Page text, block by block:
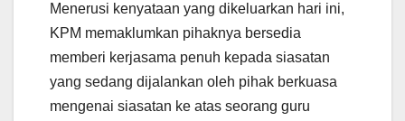
Menerusi kenyataan yang dikeluarkan hari ini,
KPM memaklumkan pihaknya bersedia
memberi kerjasama penuh kepada siasatan
yang sedang dijalankan oleh pihak berkuasa
mengenai siasatan ke atas seorang guru